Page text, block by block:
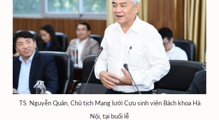
TS. Nguyễn Quân, Chủ tịch Mạng lưới Cựu sinh viên Bách khoa Hà
Nội, tại buổi lễ